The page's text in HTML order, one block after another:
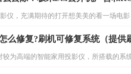
仪，充满期待的打开想美美的看一场电
么修复?刷机可修复系统（提供
较为高端的智能家用投影仪，所搭载的